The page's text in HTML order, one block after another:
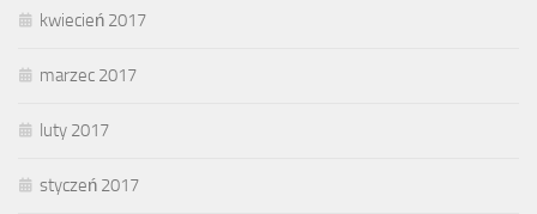
kwiecień 2017
marzec 2017
luty 2017
styczeń 2017